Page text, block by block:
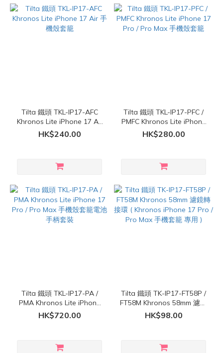
Tilta 鐵頭 TKL-IP17-AFC
Khronos Lite iPhone 17 Air
手機殼套籠
HK$240.00
Tilta 鐵頭 TKL-IP17-PFC /
PMFC Khronos Lite iPhone
17 Pro / Pro Max 手機殼套
HK$280.00
Tilta 鐵頭 TKL-IP17-PA /
PMA Khronos Lite iPhone
17 Pro / Pro Max 手機殼套
籠電池手柄套裝
HK$720.00
Tilta 鐵頭 TK-IP17-FT58P /
FT58M Khronos 58mm 濾鏡
轉接環 ( Khronos iPhone 17
Pro / Pro Max 手機套籠 專
HK$98.00